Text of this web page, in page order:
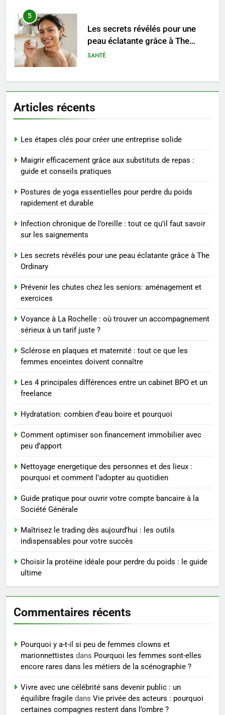
5
Les secrets révélés pour une
peau éclatante grâce à The
Ordinary
SANTÉ
6
seniors: aménagement et
exercices
BIEN ÊTRE
Voyance à La Rochelle : où
trouver un accompagnement
BIEN ÊTRE
Sclérose en plaques et
maternité : tout ce que les
femmes enceintes doivent
SANTÉ
ENTREPRISE
2
Maigrir efficacement grâce aux
conseils pratiques
BIEN ÊTRE
3
pour perdre du poids
4
Infection chronique de l’oreille :
Les secrets révélés pour une
Ordinary
SANTÉ
6
Prévenir les chutes chez les
seniors: aménagement et
exercices
BIEN ÊTRE
Voyance à La Rochelle : où
trouver un accompagnement
Articles récents
Les étapes clés pour créer une entreprise solide
Maigrir efficacement grâce aux substituts de repas :
guide et conseils pratiques
Postures de yoga essentielles pour perdre du poids
rapidement et durable
Infection chronique de l’oreille : tout ce qu’il faut savoir
sur les saignements
Les secrets révélés pour une peau éclatante grâce à The
Ordinary
Prévenir les chutes chez les seniors: aménagement et
exercices
Voyance à La Rochelle : où trouver un accompagnement
sérieux à un tarif juste ?
Sclérose en plaques et maternité : tout ce que les
femmes enceintes doivent connaître
Les 4 principales différences entre un cabinet BPO et un
freelance
Hydratation: combien d’eau boire et pourquoi
Comment optimiser son financement immobilier avec
peu d’apport
Nettoyage energetique des personnes et des lieux :
pourquoi et comment l’adopter au quotidien
Guide pratique pour ouvrir votre compte bancaire à la
Société Générale
Maîtrisez le trading dès aujourd’hui : les outils
indispensables pour votre succès
Choisir la protéine idéale pour perdre du poids : le guide
ultime
Commentaires récents
Pourquoi y a-t-il si peu de femmes clowns et
marionnettistes dans Pourquoi les femmes sont-elles
encore rares dans les métiers de la scénographie ?
Vivre avec une célébrité sans devenir public : un
équilibre fragile dans Vie privée des acteurs : pourquoi
certaines compagnes restent dans l’ombre ?